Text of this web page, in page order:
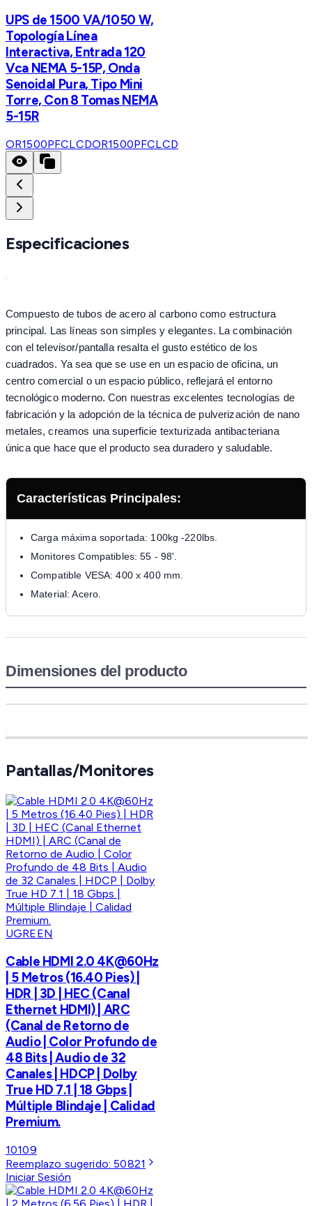
UPS de 1500 VA/1050 W,
Topología Línea
Interactiva, Entrada 120
Vca NEMA 5-15P, Onda
Senoidal Pura, Tipo Mini
Torre, Con 8 Tomas NEMA
5-15R
OR1500PFCLCDOR1500PFCLCD
Especificaciones
Compuesto de tubos de acero al carbono como estructura
principal. Las líneas son simples y elegantes. La combinación
con el televisor/pantalla resalta el gusto estético de los
cuadrados. Ya sea que se use en un espacio de oficina, un
centro comercial o un espacio público, reflejará el entorno
tecnológico moderno. Con nuestras excelentes tecnologías de
fabricación y la adopción de la técnica de pulverización de nano
metales, creamos una superficie texturizada antibacteriana
única que hace que el producto sea duradero y saludable.
Características Principales:
Carga máxima soportada: 100kg -220lbs.
Monitores Compatibles: 55 - 98'.
Compatible VESA: 400 x 400 mm.
Material: Acero.
Dimensiones del producto
Pantallas/Monitores
UGREEN
Cable HDMI 2.0 4K@60Hz
| 5 Metros (16.40 Pies) |
HDR | 3D | HEC (Canal
Ethernet HDMI) | ARC
(Canal de Retorno de
Audio | Color Profundo de
48 Bits | Audio de 32
Canales | HDCP | Dolby
True HD 7.1 | 18 Gbps |
Múltiple Blindaje | Calidad
Premium.
10109
Reemplazo sugerido:50821
Iniciar Sesión